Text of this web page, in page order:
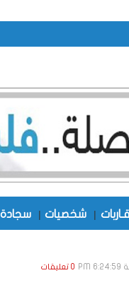
| شخصيات | سجادة
0 تعليقات